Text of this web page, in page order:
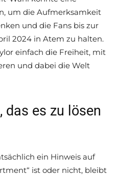
um die Aufmerksamkeit
und die Fans bis zur
2024 in Atem zu halten.
einfach die Freiheit, mit
und dabei die Welt
das es zu lösen
ein Hinweis auf
ist oder nicht, bleibt